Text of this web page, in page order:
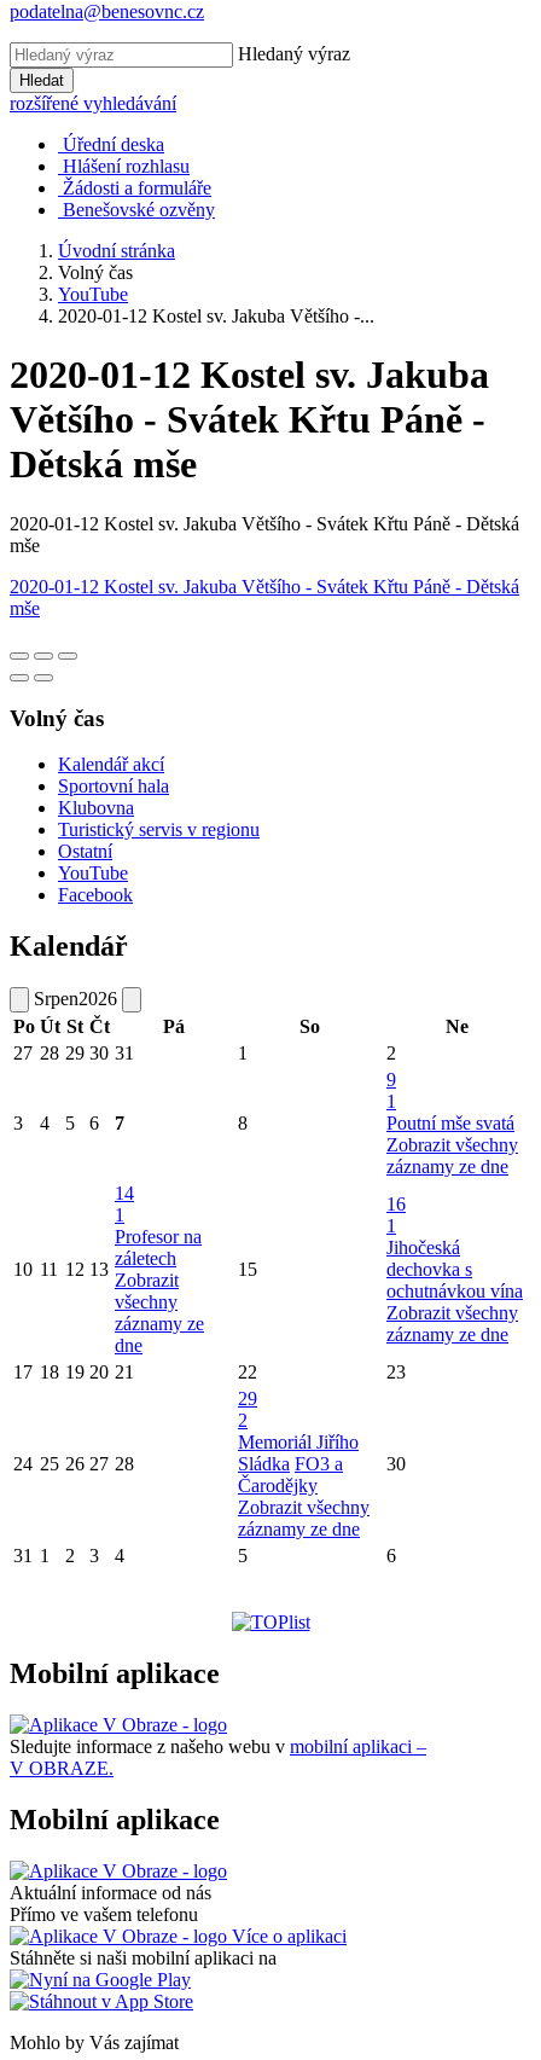
podatelna@benesovnc.cz
Hledaný výraz
Hledat
rozšířené vyhledávání
Úřední deska
Hlášení rozhlasu
Žádosti a formuláře
Benešovské ozvěny
Úvodní stránka
Volný čas
YouTube
2020-01-12 Kostel sv. Jakuba Většího -...
2020-01-12 Kostel sv. Jakuba
Většího - Svátek Křtu Páně -
Dětská mše
2020-01-12 Kostel sv. Jakuba Většího - Svátek Křtu Páně - Dětská
mše
2020-01-12 Kostel sv. Jakuba Většího - Svátek Křtu Páně - Dětská
mše
Volný čas
Kalendář akcí
Sportovní hala
Klubovna
Turistický servis v regionu
Ostatní
YouTube
Facebook
Kalendář
Srpen2026
Po Út St Čt Pá So
Ne
27 28 29 30 31 1 2
3 4 5 6 7 8
9
1
Poutní mše svatá
Zobrazit všechny
záznamy ze dne
10 11 12 13
14
1
Profesor na
záletech
Zobrazit
všechny
záznamy ze
dne
15
16
1
Jihočeská
dechovka s
ochutnávkou vína
Zobrazit všechny
záznamy ze dne
17 18 19 20 21 22 23
24 25 26 27 28
29
2
Memoriál Jiřího
Sládka FO3 a
Čarodějky
Zobrazit všechny
záznamy ze dne
30
31 1 2 3 4 5 6
Mobilní aplikace
Sledujte informace z našeho webu v mobilní aplikaci –
V OBRAZE.
Mobilní aplikace
Aktuální informace od nás
Přímo ve vašem telefonu
Více o aplikaci
Stáhněte si naši mobilní aplikaci na
Mohlo by Vás zajímat